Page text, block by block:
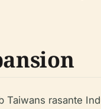
rasante